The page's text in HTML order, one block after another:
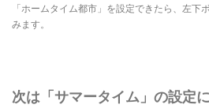
「ホームタイム都市」を設定できたら、左下
みます。
次は「サマータイム」の設定